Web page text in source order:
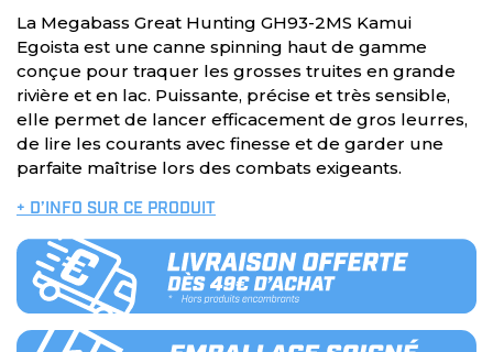
La Megabass Great Hunting GH93-2MS Kamui
Egoista est une canne spinning haut de gamme
conçue pour traquer les grosses truites en grande
rivière et en lac. Puissante, précise et très sensible,
elle permet de lancer efficacement de gros leurres,
de lire les courants avec finesse et de garder une
parfaite maîtrise lors des combats exigeants.
+ D’INFO SUR CE PRODUIT